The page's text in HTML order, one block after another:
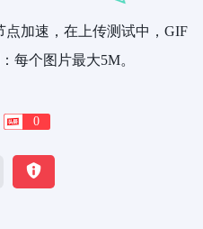
点加速，在上传测试中，GIF
每个图片最大5M。
0